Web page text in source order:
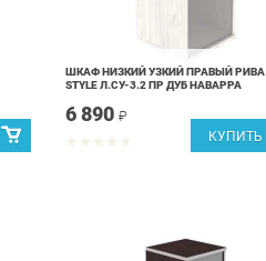
ШКАФ НИЗКИЙ УЗКИЙ ПРАВЫЙ РИВА
STYLE Л.СУ-3.2 ПР ДУБ НАВАРРА
6 890 ₽